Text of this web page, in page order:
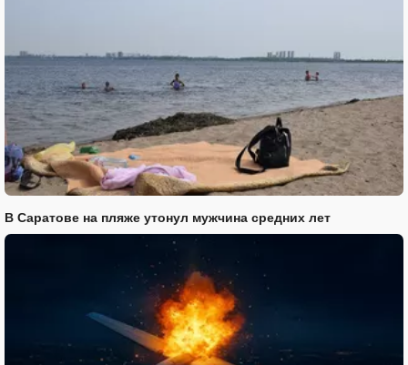
В Саратове на пляже утонул мужчина средних лет